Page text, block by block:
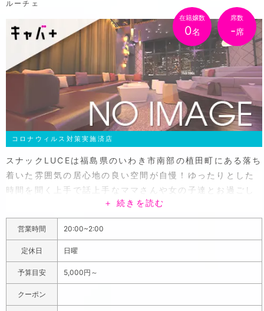
ルーチェ
在籍嬢数
0名
席数
-席
コロナウィルス対策実施済店
スナックLUCEは福島県のいわき市南部の植田町にある落ち
着いた雰囲気の居心地の良い空間が自慢！ゆったりとした
時間を聞く上手で話上手なママさんや女の子達とお過ごし
ください。地元の方はもちろん、お近くへいらした際は是
非ともお立ち寄りください。ポケパラ見たでワンドリンク
orカラオケ2曲無料サービスさせていただきます！
＋ 続きを読む
営業時間 20:00~2:00
定休日 日曜
予算目安 5,000円～
クーポン